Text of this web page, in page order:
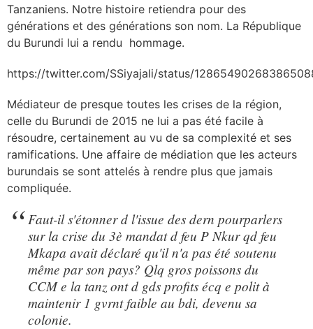
Tanzaniens. Notre histoire retiendra pour des
générations et des générations son nom. La République
du Burundi lui a rendu hommage.
https://twitter.com/SSiyajali/status/
Médiateur de presque toutes les crises de la région,
celle du Burundi de 2015 ne lui a pas été facile à
résoudre, certainement au vu de sa complexité et ses
ramifications. Une affaire de médiation que les acteurs
burundais se sont attelés à rendre plus que jamais
compliquée.
Faut-il s'étonner d l'issue des dern pourparlers
sur la crise du 3è mandat d feu P Nkur qd feu
Mkapa avait déclaré qu'il n'a pas été soutenu
même par son pays? Qlq gros poissons du
CCM e la tanz ont d gds profits écq e polit à
maintenir 1 gvrnt faible au bdi, devenu sa
colonie.